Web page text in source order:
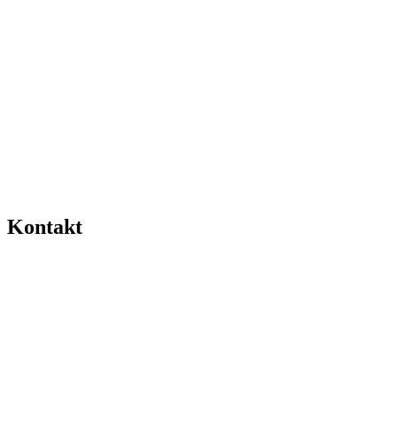
Kontakt